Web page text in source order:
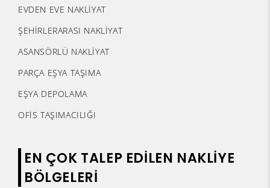
EVDEN EVE NAKLİYAT
ŞEHİRLERARASI NAKLİYAT
ASANSÖRLÜ NAKLİYAT
PARÇA EŞYA TAŞIMA
EŞYA DEPOLAMA
OFİS TAŞIMACILIĞI
EN ÇOK TALEP EDİLEN NAKLİYE
BÖLGELERİ